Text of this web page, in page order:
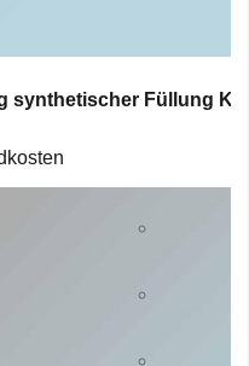
synthetischer Füllung